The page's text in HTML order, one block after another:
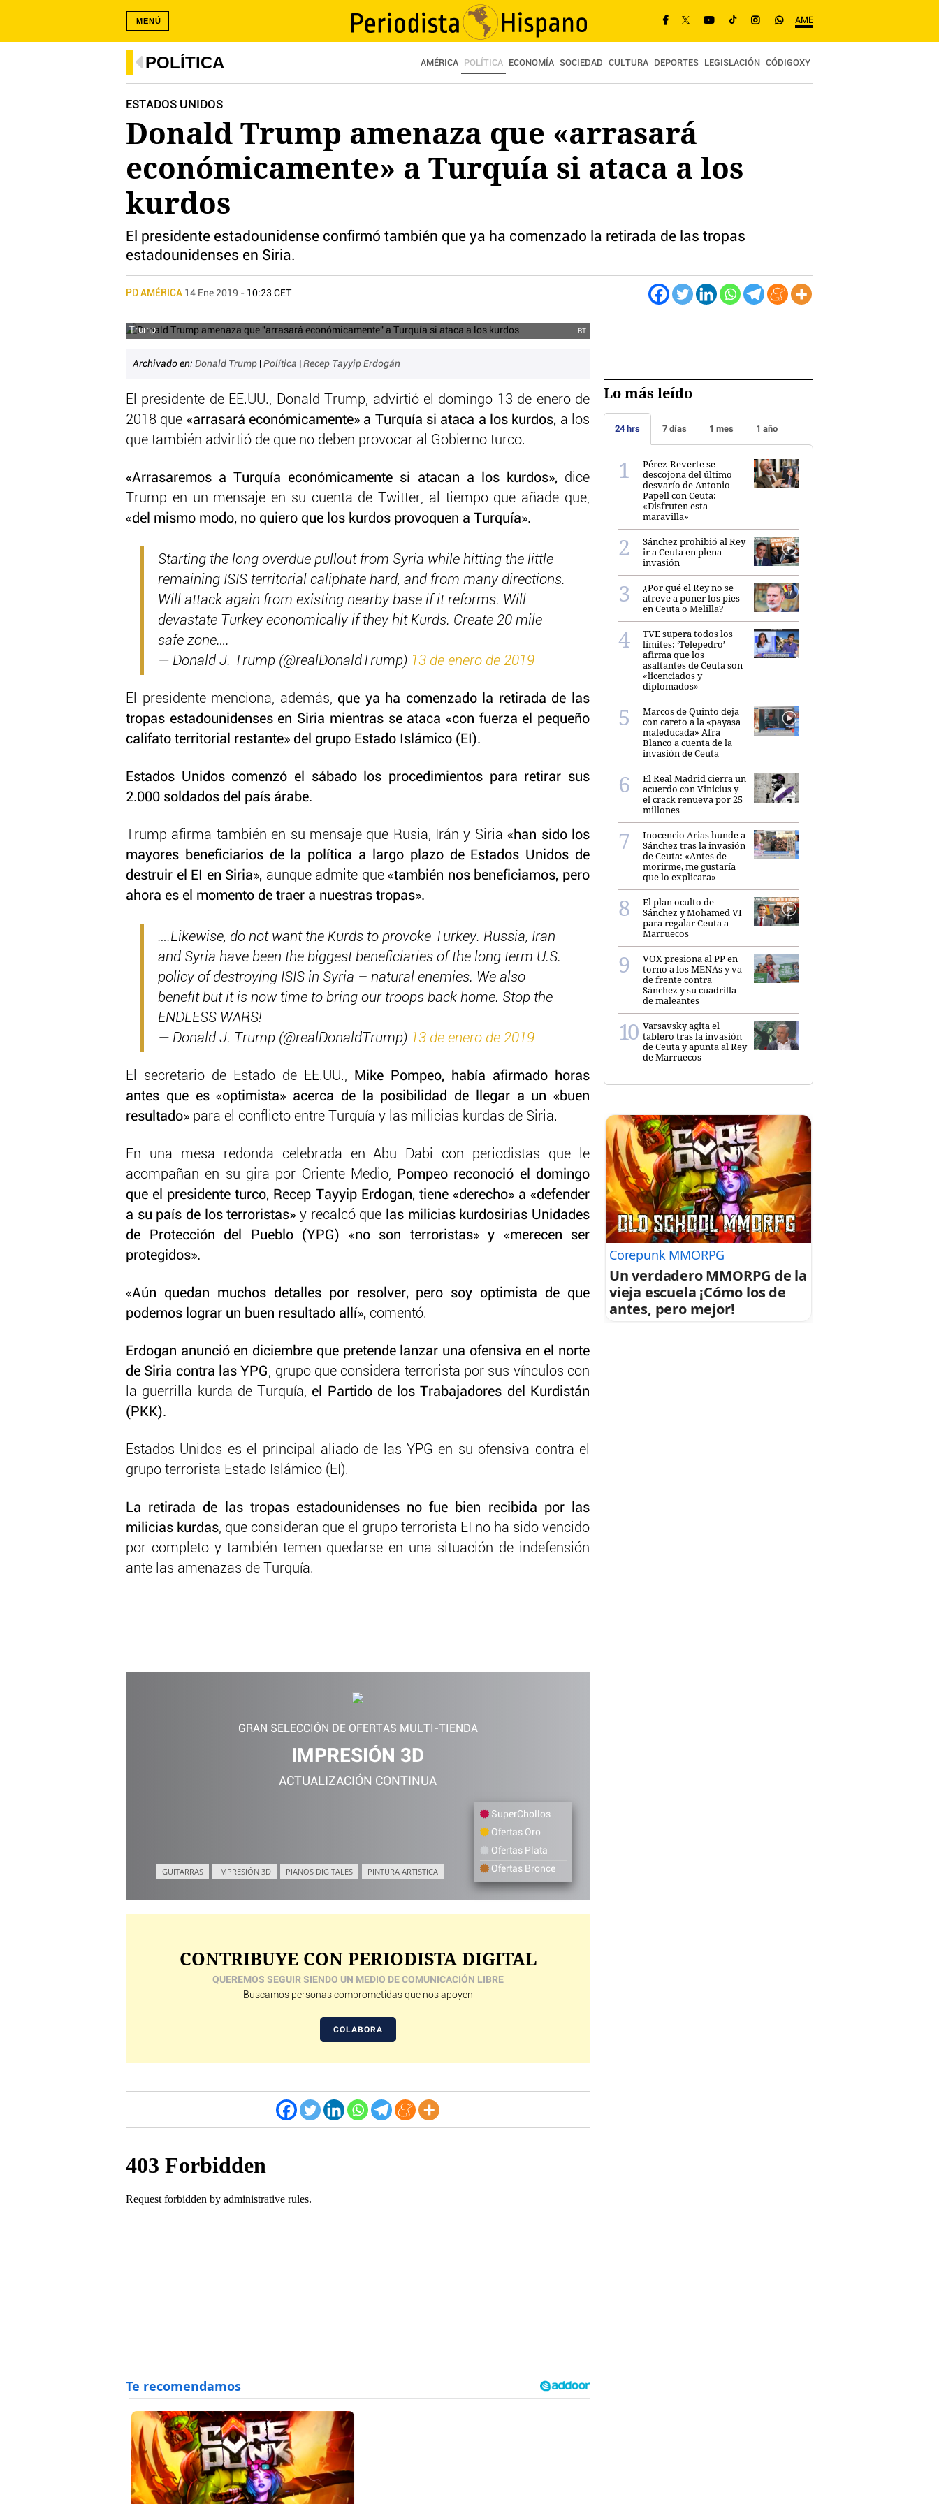
AME
MENÚ
POLÍTICA AMÉRICA POLÍTICA ECONOMÍA SOCIEDAD CULTURA DEPORTES LEGISLACIÓN CÓDIGOXY
ESTADOS UNIDOS
Donald Trump amenaza que «arrasará
económicamente» a Turquía si ataca a los
kurdos
El presidente estadounidense confirmó también que ya ha comenzado la retirada de las tropas
estadounidenses en Siria.
PD AMÉRICA 14 Ene 2019 - 10:23 CET
Trump RT
Archivado en: Donald Trump Política Recep Tayyip Erdogán
El presidente de EE.UU., Donald Trump, advirtió el domingo 13 de enero de
2018 que «arrasará económicamente» a Turquía si ataca a los kurdos, a los
que también advirtió de que no deben provocar al Gobierno turco.
«Arrasaremos a Turquía económicamente si atacan a los kurdos», dice
Trump en un mensaje en su cuenta de Twitter, al tiempo que añade que,
«del mismo modo, no quiero que los kurdos provoquen a Turquía».
Starting the long overdue pullout from Syria while hitting the little
remaining ISIS territorial caliphate hard, and from many directions.
Will attack again from existing nearby base if it reforms. Will
devastate Turkey economically if they hit Kurds. Create 20 mile
safe zone….
— Donald J. Trump (@realDonaldTrump) 13 de enero de 2019
El presidente menciona, además, que ya ha comenzado la retirada de las
tropas estadounidenses en Siria mientras se ataca «con fuerza el pequeño
califato territorial restante» del grupo Estado Islámico (EI).
Estados Unidos comenzó el sábado los procedimientos para retirar sus
2.000 soldados del país árabe.
Trump afirma también en su mensaje que Rusia, Irán y Siria«han sido los
mayores beneficiarios de la política a largo plazo de Estados Unidos de
destruir el EI en Siria», aunque admite que«también nos beneficiamos, pero
ahora es el momento de traer a nuestras tropas».
….Likewise, do not want the Kurds to provoke Turkey. Russia, Iran
and Syria have been the biggest beneficiaries of the long term U.S.
policy of destroying ISIS in Syria – natural enemies. We also
benefit but it is now time to bring our troops back home. Stop the
ENDLESS WARS!
— Donald J. Trump (@realDonaldTrump) 13 de enero de 2019
El secretario de Estado de EE.UU.,
Mike Pompeo, había afirmado horas
antes que es «optimista» acerca de la posibilidad de llegar a un «buen
resultado» para el conflicto entre Turquía y las milicias kurdas de Siria.
En una mesa redonda celebrada en Abu Dabi con periodistas que le
acompañan en su gira por Oriente Medio, Pompeo reconoció el domingo
que el presidente turco, Recep Tayyip Erdogan, tiene «derecho» a «defender
a su país de los terroristas» y recalcó que las milicias kurdosirias Unidades
de Protección del Pueblo (YPG) «no son terroristas» y «merecen ser
protegidos».
«Aún quedan muchos detalles por resolver, pero soy optimista de que
podemos lograr un buen resultado allí», comentó.
Erdogan anunció en diciembre que pretende lanzar una ofensiva en el norte
de Siria contra las YPG, grupo que considera terrorista por sus vínculos con
la guerrilla kurda de Turquía, el Partido de los Trabajadores del Kurdistán
(PKK).
Estados Unidos es el principal aliado de las YPG en su ofensiva contra el
grupo terrorista Estado Islámico (EI).
La retirada de las tropas estadounidenses no fue bien recibida por las
milicias kurdas, que consideran que el grupo terrorista EI no ha sido vencido
por completo y también temen quedarse en una situación de indefensión
ante las amenazas de Turquía.
GRAN SELECCIÓN DE OFERTAS MULTI-TIENDA
IMPRESIÓN 3D
ACTUALIZACIÓN CONTINUA
GUITARRAS IMPRESIÓN 3D PIANOS DIGITALES PINTURA ARTISTICA
SuperChollos
Ofertas Oro
Ofertas Plata
Ofertas Bronce
CONTRIBUYE CON PERIODISTA DIGITAL
QUEREMOS SEGUIR SIENDO UN MEDIO DE COMUNICACIÓN LIBRE
Buscamos personas comprometidas que nos apoyen
COLABORA
Lo más leído
24 hrs 7 días 1 mes 1 año
Pérez-Reverte se
descojona del último
desvarío de Antonio
Papell con Ceuta:
«Disfruten esta
maravilla»
Sánchez prohibió al Rey
ir a Ceuta en plena
invasión
¿Por qué el Rey no se
atreve a poner los pies
en Ceuta o Melilla?
TVE supera todos los
límites: ‘Telepedro’
afirma que los
asaltantes de Ceuta son
«licenciados y
diplomados»
Marcos de Quinto deja
con careto a la «payasa
maleducada» Afra
Blanco a cuenta de la
invasión de Ceuta
El Real Madrid cierra un
acuerdo con Vinicius y
el crack renueva por 25
millones
Inocencio Arias hunde a
Sánchez tras la invasión
de Ceuta: «Antes de
morirme, me gustaría
que lo explicara»
El plan oculto de
Sánchez y Mohamed VI
para regalar Ceuta a
Marruecos
VOX presiona al PP en
torno a los MENAs y va
de frente contra
Sánchez y su cuadrilla
de maleantes
Varsavsky agita el
tablero tras la invasión
de Ceuta y apunta al Rey
de Marruecos
Corepunk MMORPG
Un verdadero MMORPG de la
vieja escuela ¡Cómo los de
antes, pero mejor!